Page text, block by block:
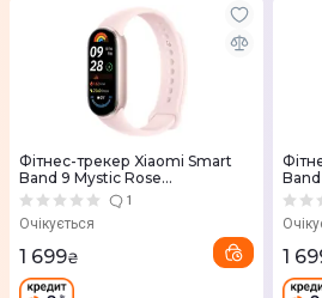
Фітнес-трекер Xiaomi Smart
Band 9 Mystic Rose
(BHR8345GL)
1
Очікується
1 699₴ 1